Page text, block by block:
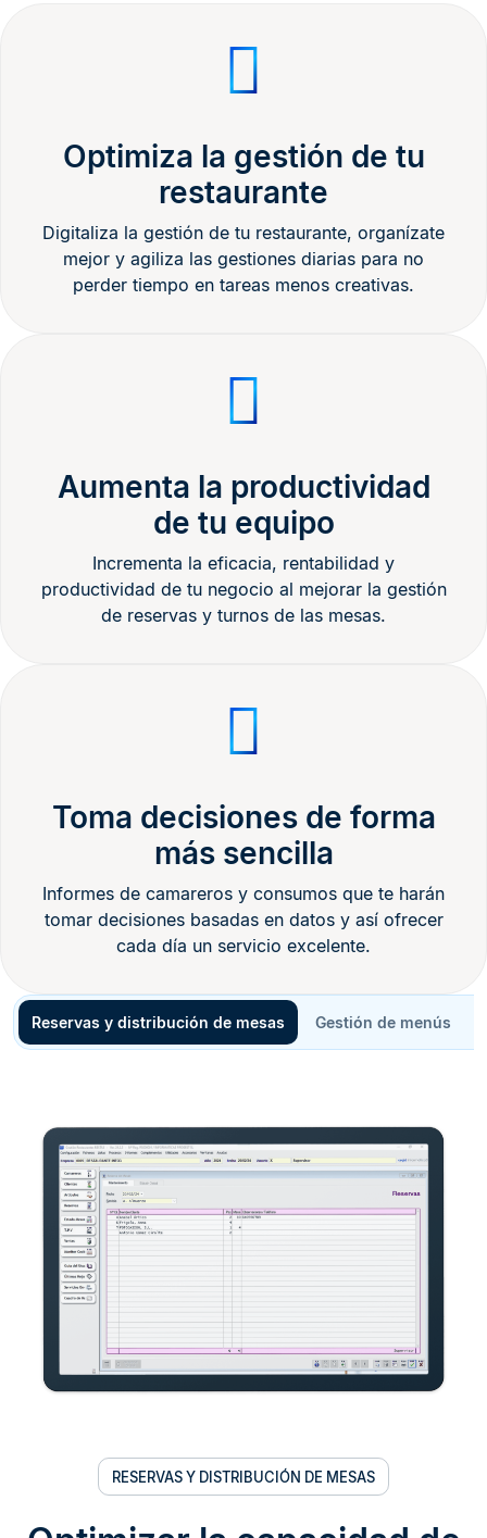
Optimiza la gestión de tu
restaurante
Digitaliza la gestión de tu restaurante, organízate
mejor y agiliza las gestiones diarias para no
perder tiempo en tareas menos creativas.
Aumenta la productividad
de tu equipo
Incrementa la eficacia, rentabilidad y
productividad de tu negocio al mejorar la gestión
de reservas y turnos de las mesas.
Toma decisiones de forma
más sencilla
Informes de camareros y consumos que te harán
tomar decisiones basadas en datos y así ofrecer
cada día un servicio excelente.
Reservas y distribución de mesas Gestión de menús
RESERVAS Y DISTRIBUCIÓN DE MESAS